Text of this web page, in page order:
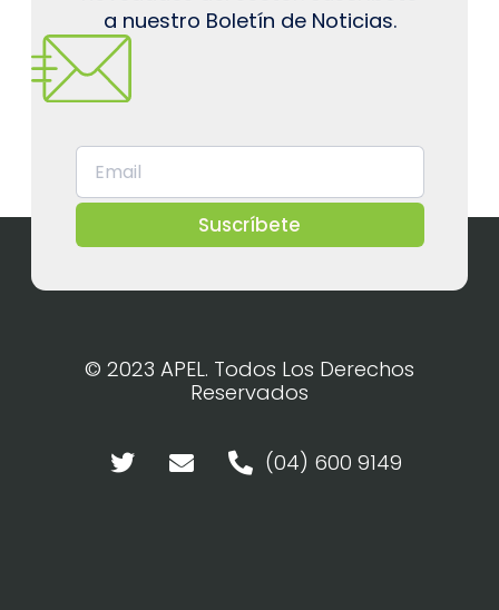
a nuestro Boletín de Noticias.
Suscríbete
© 2023 APEL. Todos Los Derechos
Reservados
(04) 600 9149